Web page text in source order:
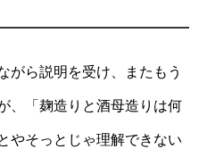
がら説明を受け、またもう
、「麹造りと酒母造りは何
やそっとじゃ理解できない